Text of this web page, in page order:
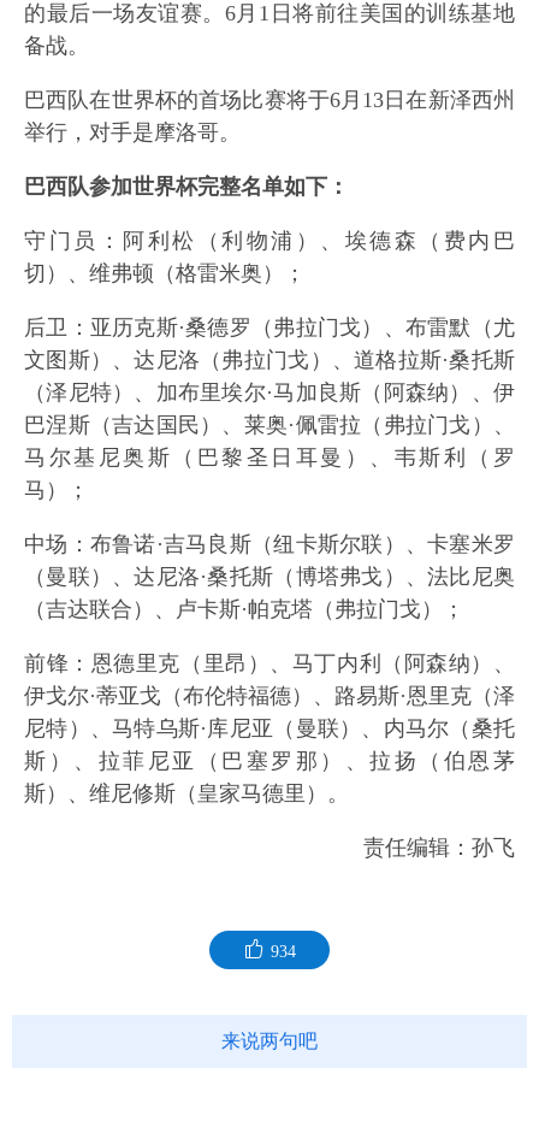
的最后一场友谊赛。6月1日将前往美国的训练基地
备战。
巴西队在世界杯的首场比赛将于6月13日在新泽西州
举行，对手是摩洛哥。
巴西队参加世界杯完整名单如下：
守门员：阿利松（利物浦）、埃德森（费内巴
切）、维弗顿（格雷米奥）；
后卫：亚历克斯·桑德罗（弗拉门戈）、布雷默（尤
文图斯）、达尼洛（弗拉门戈）、道格拉斯·桑托斯
（泽尼特）、加布里埃尔·马加良斯（阿森纳）、伊
巴涅斯（吉达国民）、莱奥·佩雷拉（弗拉门戈）、
马尔基尼奥斯（巴黎圣日耳曼）、韦斯利（罗
马）；
中场：布鲁诺·吉马良斯（纽卡斯尔联）、卡塞米罗
（曼联）、达尼洛·桑托斯（博塔弗戈）、法比尼奥
（吉达联合）、卢卡斯·帕克塔（弗拉门戈）；
前锋：恩德里克（里昂）、马丁内利（阿森纳）、
伊戈尔·蒂亚戈（布伦特福德）、路易斯·恩里克（泽
尼特）、马特乌斯·库尼亚（曼联）、内马尔（桑托
斯）、拉菲尼亚（巴塞罗那）、拉扬（伯恩茅
斯）、维尼修斯（皇家马德里）。
责任编辑：孙飞
934
来说两句吧